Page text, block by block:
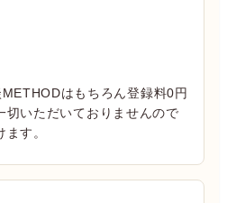
はもちろん登録料0円
切いただいておりませんので
す。